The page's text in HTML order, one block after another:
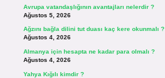
Avrupa vatandaşlığının avantajları nelerdir ?
Ağustos 5, 2026
Ağzını bağla dilini tut duası kaç kere okunmalı ?
Ağustos 4, 2026
Almanya için hesapta ne kadar para olmalı ?
Ağustos 4, 2026
Yahya Kığılı kimdir ?